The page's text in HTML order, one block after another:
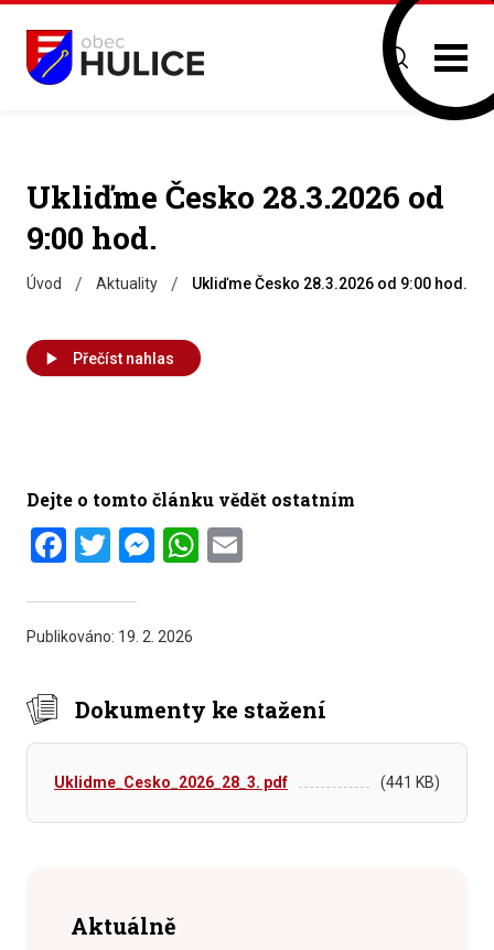
Ukliďme Česko 28.3.2026 od
9:00 hod.
Úvod / Aktuality / Ukliďme Česko 28.3.2026 od 9:00 hod.
Přečíst nahlas
Dejte o tomto článku vědět ostatním
Facebook
Twitter
Messenger
WhatsApp
Publikováno: 19. 2. 2026
Dokumenty ke stažení
Uklidme_Cesko_2026_28_3. pdf (441 KB)
Aktuálně